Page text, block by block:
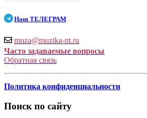
Наш ТЕЛЕГРАМ
muza@muzika-nt.ru
Часто задаваемые вопросы
Обратная связь
Политика конфиденциальности
Поиск по сайту